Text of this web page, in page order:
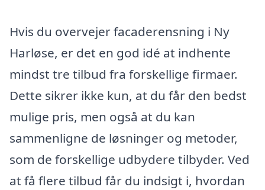
Hvis du overvejer facaderensning i Ny
Harløse, er det en god idé at indhente
mindst tre tilbud fra forskellige firmaer.
Dette sikrer ikke kun, at du får den bedst
mulige pris, men også at du kan
sammenligne de løsninger og metoder,
som de forskellige udbydere tilbyder. Ved
at få flere tilbud får du indsigt i, hvordan